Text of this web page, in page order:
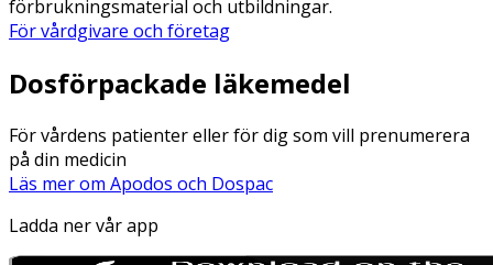
förbrukningsmaterial och utbildningar.
För vårdgivare och företag
Dosförpackade läkemedel
För vårdens patienter eller för dig som vill prenumerera
på din medicin
Läs mer om Apodos och Dospac
Ladda ner vår app